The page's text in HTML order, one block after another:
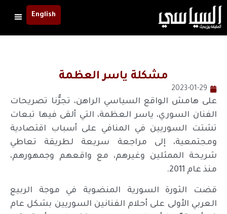
English
مشكلة ياسر العظمة
2023-01-29
على هامش الواقع السياسي الراهن، تجرُّنا تصريحات
الفنان السوري، ياسر العظمة، التي ألقى فيها تبعات
تشتت السوريين في المنافي على أسباب اقتصادية
ومجتمعية، إلى مراجعة سريعة لطريقة تعاطي
شريحة الممثلين وغيرهم، مع واقعهم وجمهورهم،
منذ عام 2011.
قضت الثورة السورية المنضوية في موجة الربيع
العربي الأولى على أحلام الفنانين السوريين بشكل عام